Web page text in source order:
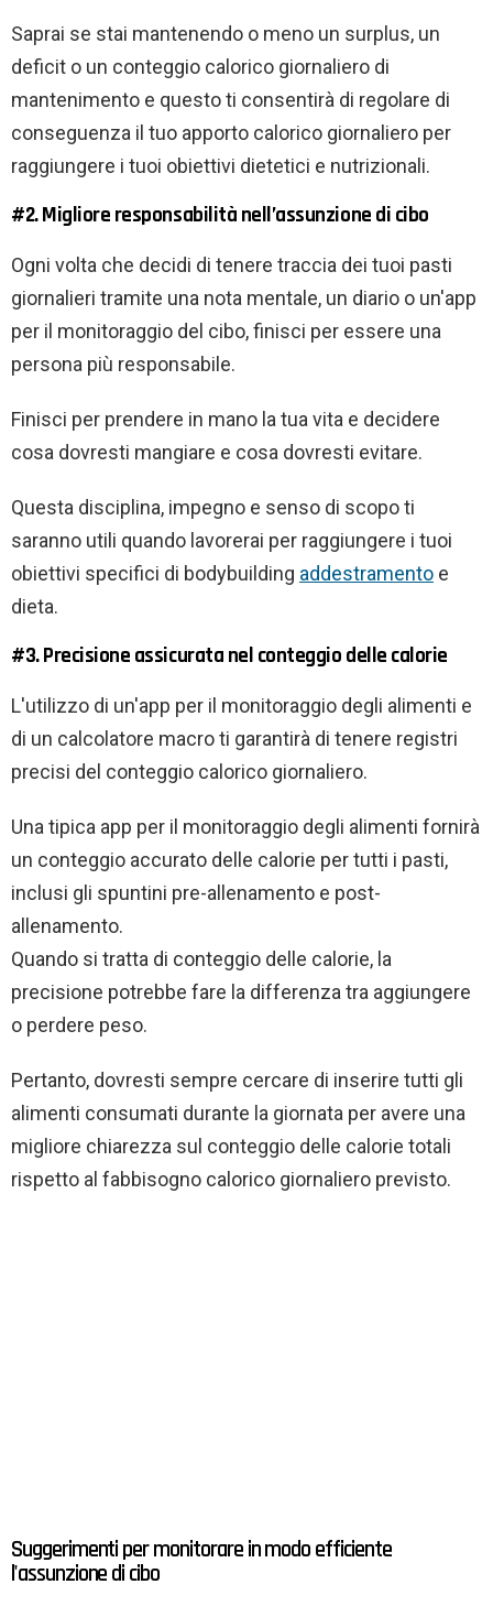
Saprai se stai mantenendo o meno un surplus, un
deficit o un conteggio calorico giornaliero di
mantenimento e questo ti consentirà di regolare di
conseguenza il tuo apporto calorico giornaliero per
raggiungere i tuoi obiettivi dietetici e nutrizionali.
#2. Migliore responsabilità nell’assunzione di cibo
Ogni volta che decidi di tenere traccia dei tuoi pasti
giornalieri tramite una nota mentale, un diario o un'app
per il monitoraggio del cibo, finisci per essere una
persona più responsabile.
Finisci per prendere in mano la tua vita e decidere
cosa dovresti mangiare e cosa dovresti evitare.
Questa disciplina, impegno e senso di scopo ti
saranno utili quando lavorerai per raggiungere i tuoi
obiettivi specifici di bodybuilding addestramento e
dieta.
#3. Precisione assicurata nel conteggio delle calorie
L'utilizzo di un'app per il monitoraggio degli alimenti e
di un calcolatore macro ti garantirà di tenere registri
precisi del conteggio calorico giornaliero.
Una tipica app per il monitoraggio degli alimenti fornirà
un conteggio accurato delle calorie per tutti i pasti,
inclusi gli spuntini pre-allenamento e post-
allenamento.
Quando si tratta di conteggio delle calorie, la
precisione potrebbe fare la differenza tra aggiungere
o perdere peso.
Pertanto, dovresti sempre cercare di inserire tutti gli
alimenti consumati durante la giornata per avere una
migliore chiarezza sul conteggio delle calorie totali
rispetto al fabbisogno calorico giornaliero previsto.
Suggerimenti per monitorare in modo efficiente
l'assunzione di cibo